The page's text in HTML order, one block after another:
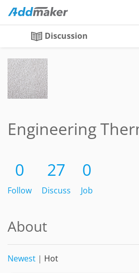
Discussion
Engineering
0
Follow
27
Discuss
0
Job
About
Newest | Hot